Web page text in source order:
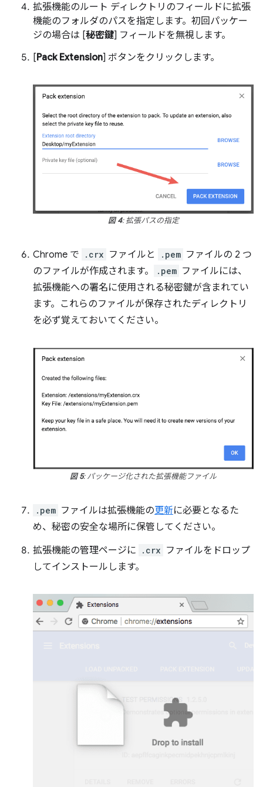
拡張機能のルート ディレクトリのフィールドに拡張
機能のフォルダのパスを指定します。初回パッケー
ジの場合は [秘密鍵] フィールドを無視します。
[Pack Extension] ボタンをクリックします。
図 4: 拡張パスの指定
Chrome で .crx ファイルと .pem ファイルの 2 つ
のファイルが作成されます。
.pem ファイルには、
拡張機能への署名に使用される秘密鍵が含まれてい
ます。これらのファイルが保存されたディレクトリ
を必ず覚えておいてください。
図 5: パッケージ化された拡張機能ファイル
.pem ファイルは拡張機能の更新に必要となるた
め、秘密の安全な場所に保管してください。
拡張機能の管理ページに
.crx ファイルをドロップ
してインストールします。